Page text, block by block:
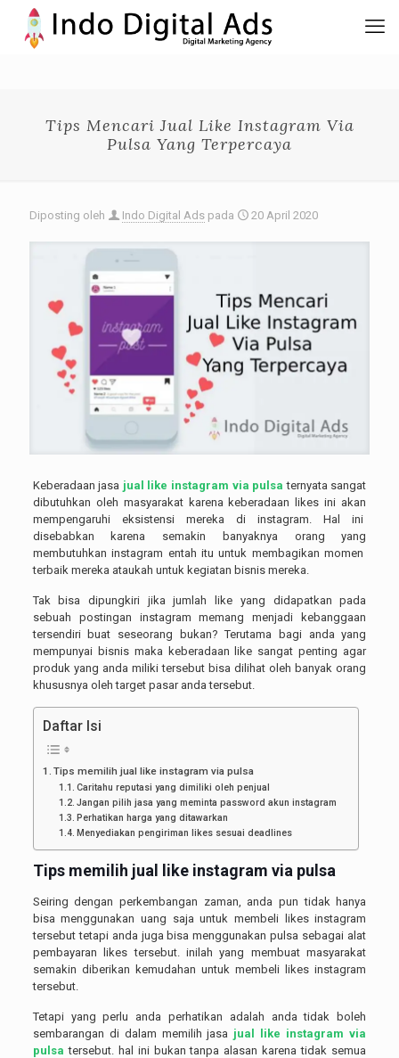
Tips Mencari Jual Like Instagram Via
Pulsa Yang Terpercaya
Diposting oleh Indo Digital Ads pada 20 April 2020
Keberadaan jasa jual like instagram via pulsa ternyata sangat
dibutuhkan oleh masyarakat karena keberadaan likes ini akan
mempengaruhi eksistensi mereka di instagram. Hal ini
disebabkan karena semakin banyaknya orang yang
membutuhkan instagram entah itu untuk membagikan momen
terbaik mereka ataukah untuk kegiatan bisnis mereka.
Tak bisa dipungkiri jika jumlah like yang didapatkan pada
sebuah postingan instagram memang menjadi kebanggaan
tersendiri buat seseorang bukan? Terutama bagi anda yang
mempunyai bisnis maka keberadaan like sangat penting agar
produk yang anda miliki tersebut bisa dilihat oleh banyak orang
khususnya oleh target pasar anda tersebut.
Daftar Isi
Tips memilih jual like instagram via pulsa
Caritahu reputasi yang dimiliki oleh penjual
Jangan pilih jasa yang meminta password akun instagram
Perhatikan harga yang ditawarkan
Menyediakan pengiriman likes sesuai deadlines
Tips memilih jual like instagram via pulsa
Seiring dengan perkembangan zaman, anda pun tidak hanya
bisa menggunakan uang saja untuk membeli likes instagram
tersebut tetapi anda juga bisa menggunakan pulsa sebagai alat
pembayaran likes tersebut. inilah yang membuat masyarakat
semakin diberikan kemudahan untuk membeli likes instagram
tersebut.
Tetapi yang perlu anda perhatikan adalah anda tidak boleh
sembarangan di dalam memilih jasa jual like instagram via
pulsatersebut. hal ini bukan tanpa alasan karena tidak semua